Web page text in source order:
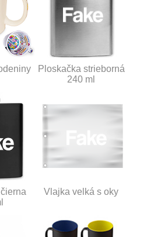
Ploskačka strieborná
240 ml
Vlajka velká s oky